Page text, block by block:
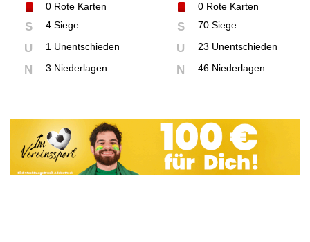
0 Rote Karten
S 4 Siege
U 1 Unentschieden
N 3 Niederlagen
0Rote Karten
S 70 Siege
U 23 Unentschieden
N 46 Niederlagen